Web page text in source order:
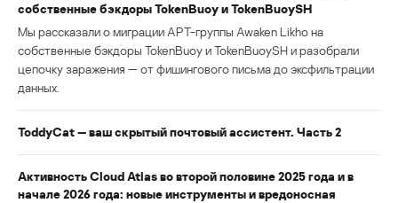
собственные бэкдоры TokenBuoy и TokenBuoySH
Мы рассказали о миграции APT-группы Awaken Likho на
собственные бэкдоры TokenBuoy и TokenBuoySH и разобрали
цепочку заражения — от фишингового письма до эксфильтрации
данных.
ToddyCat — ваш скрытый почтовый ассистент. Часть 2
Активность Cloud Atlas во второй половине 2025 года и в
начале 2026 года: новые инструменты и вредоносная